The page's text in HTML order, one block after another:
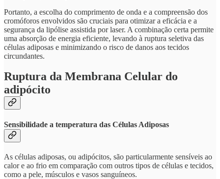
Portanto, a escolha do comprimento de onda e a compreensão dos
cromóforos envolvidos são cruciais para otimizar a eficácia e a
segurança da lipólise assistida por laser. A combinação certa permite
uma absorção de energia eficiente, levando à ruptura seletiva das
células adiposas e minimizando o risco de danos aos tecidos
circundantes.
Ruptura da Membrana Celular do
adipócito
Sensibilidade a temperatura das Células Adiposas
As células adiposas, ou adipócitos, são particularmente sensíveis ao
calor e ao frio em comparação com outros tipos de células e tecidos,
como a pele, músculos e vasos sanguíneos.